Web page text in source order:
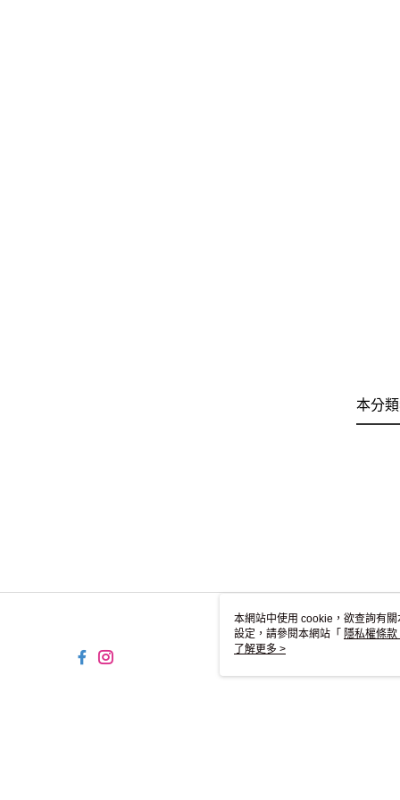
本分
本網站中使用 cookie，欲查詢有
設定，請參閱本網站「 隱私權條款
使用 cookie。
了解更多 >